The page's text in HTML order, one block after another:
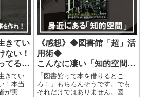
きてい
ない！
てる
生きて
きてい
！本当
が実践
《感想》◆図書館「超」活
用術◆
こんなに凄い「知的空間」
が身近にあった！
図書館に対する考え方が変
わる！今すぐ行きたくな
「図書館って本を借りるとこ
ろ！」もちろんそうです。でも
それだけではありません。図書